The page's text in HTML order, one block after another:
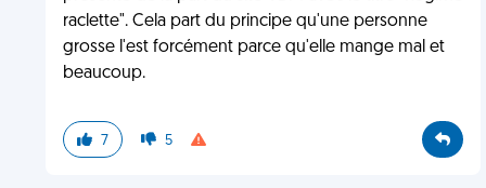
raclette". Cela part du principe qu'une personne
grosse l'est forcément parce qu'elle mange mal et
beaucoup.
7 5